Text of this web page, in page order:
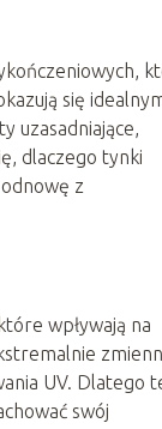
się
uzasadniające,
dlaczego tynki
z
wpływają na
UV. Dlatego
swój